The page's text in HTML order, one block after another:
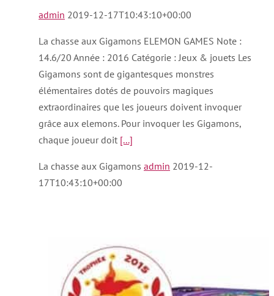
admin 2019-12-17T10:43:10+00:00
La chasse aux Gigamons ELEMON GAMES Note :
14.6/20 Année : 2016 Catégorie : Jeux & jouets Les
Gigamons sont de gigantesques monstres
élémentaires dotés de pouvoirs magiques
extraordinaires que les joueurs doivent invoquer
grâce aux elemons. Pour invoquer les Gigamons,
chaque joueur doit [...]
La chasse aux Gigamons admin 2019-12-
17T10:43:10+00:00